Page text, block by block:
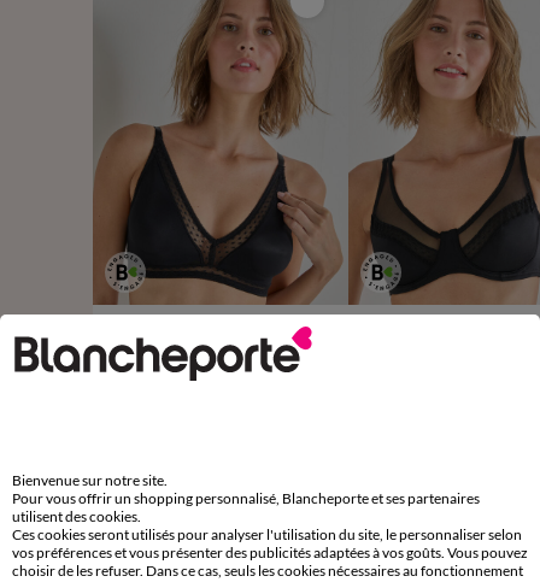
D'autres idées de Maxi culotte
Maxi culotte Lot de culottes
Bienvenue sur notre site.
Pour vous offrir un shopping personnalisé, Blancheporte et ses partenaires
utilisent des cookies.
Ces cookies seront utilisés pour analyser l'utilisation du site, le personnaliser selon
vos préférences et vous présenter des publicités adaptées à vos goûts. Vous pouvez
choisir de les refuser. Dans ce cas, seuls les cookies nécessaires au fonctionnement